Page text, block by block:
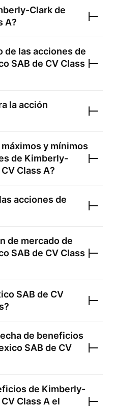
Clark de
A?
de las acciones de
SAB de CV Class
la acción
y mínimos
de Kimberly-
Class A?
acciones de
de mercado de
SAB de CV Class
SAB de CV
de beneficios
SAB de CV
de Kimberly-
Class A el